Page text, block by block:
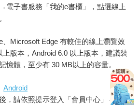
電子書服務「我的e書櫃」，點選線上
、Microsoft Edge 有較佳的線上瀏覽效
上版本，Android 6.0 以上版本，建議裝
憶體，至少有 30 MB以上的容量。
Android
，請依照提示登入「會員中心」→「我